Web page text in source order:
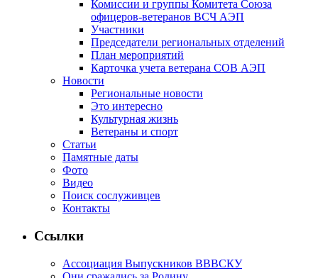
Комиссии и группы Комитета Союза
офицеров-ветеранов ВСЧ АЭП
Участники
Председатели региональных отделений
План мероприятий
Карточка учета ветерана CОВ АЭП
Новости
Региональные новости
Это интересно
Культурная жизнь
Ветераны и спорт
Статьи
Памятные даты
Фото
Видео
Поиск сослуживцев
Контакты
Ссылки
Ассоциация Выпускников ВВВСКУ